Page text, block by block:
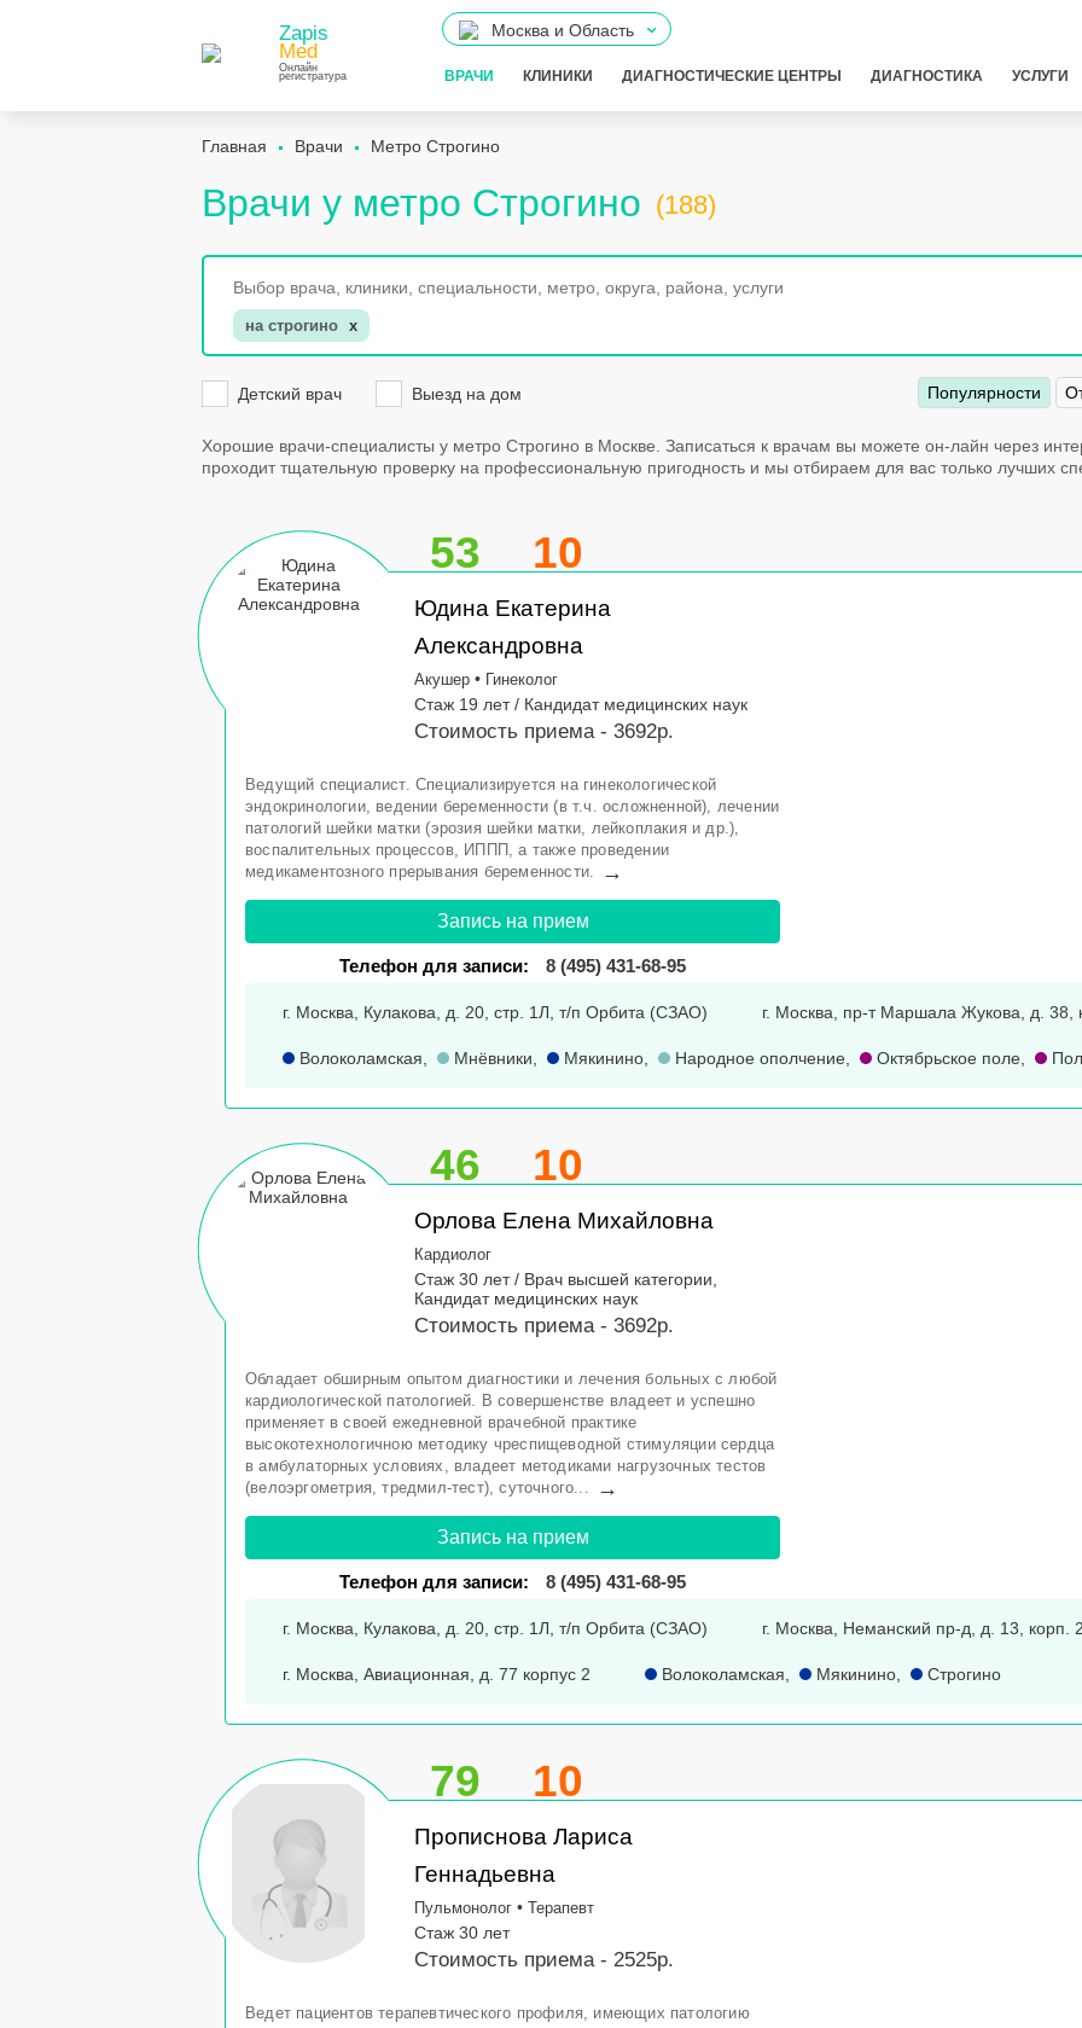
Zapis
Med
Онлайн
регистратура
Москва и Область
ВРАЧИ КЛИНИКИ ДИАГНОСТИЧЕСКИЕ ЦЕНТРЫ ДИАГНОСТИКА УСЛУГИ
Главная Врачи Метро Строгино
Врачи у метро Строгино (188)
на строгино x
Детский врач Выезд на дом Популярности
Хорошие врачи-специалисты у метро Строгино в Москве. Записаться к врачам вы можете он-лайн через
проходит тщательную проверку на профессиональную пригодность и мы отбираем для вас только лучших
53 10
Юдина Екатерина
Александровна
Акушер • Гинеколог
Стаж 19 лет / Кандидат медицинских наук
Стоимость приема - 3692р.
Ведущий специалист. Специализируется на гинекологической
эндокринологии, ведении беременности (в т.ч. осложненной), лечении
патологий шейки матки (эрозия шейки матки, лейкоплакия и др.),
воспалительных процессов, ИППП, а также проведении
медикаментозного прерывания беременности.
→
Запись на прием
Телефон для записи: 8 (495) 431-68-95
г. Москва, Кулакова, д. 20, стр. 1Л, т/п Орбита (СЗАО) г. Москва, пр-т Маршала Жукова, д. 38,
Волоколамская Мнёвники Мякинино Народное ополчение Октябрьское поле
46 10
Орлова Елена Михайловна
Кардиолог
Стаж 30 лет / Врач высшей категории,
Кандидат медицинских наук
Стоимость приема - 3692р.
Обладает обширным опытом диагностики и лечения больных с любой
кардиологической патологией. В совершенстве владеет и успешно
применяет в своей ежедневной врачебной практике
высокотехнологичною методику чреспищеводной стимуляции сердца
в амбулаторных условиях, владеет методиками нагрузочных тестов
(велоэргометрия, тредмил-тест), суточного...
→
Запись на прием
Телефон для записи: 8 (495) 431-68-95
г. Москва, Кулакова, д. 20, стр. 1Л, т/п Орбита (СЗАО) г. Москва, Неманский пр-д, д. 13,
г. Москва, Авиационная, д. 77 корпус 2 Волоколамская Мякинино Строгино
79 10
Прописнова Лариса
Геннадьевна
Пульмонолог • Терапевт
Стаж 30 лет
Стоимость приема - 2525р.
Ведет пациентов терапевтического профиля, имеющих патологию